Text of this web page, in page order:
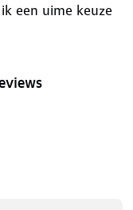
een uime keuze